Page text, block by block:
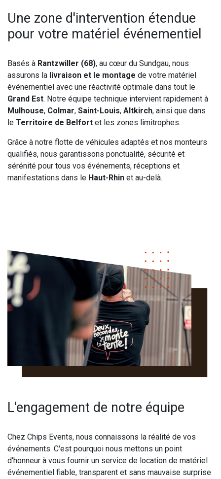
Une zone d'intervention étendue
pour votre matériel événementiel
Basés à Rantzwiller (68), au cœur du Sundgau, nous
assurons la livraison et le montage de votre matériel
événementiel avec une réactivité optimale dans tout le
Grand Est. Notre équipe technique intervient rapidement à
Mulhouse, Colmar, Saint-Louis, Altkirch, ainsi que dans
le Territoire de Belfort et les zones limitrophes.
Grâce à notre flotte de véhicules adaptés et nos monteurs
qualifiés, nous garantissons ponctualité, sécurité et
sérénité pour tous vos événements, réceptions et
manifestations dans le Haut-Rhin et au-delà.
L'engagement de notre équipe
Chez Chips Events, nous connaissons la réalité de vos
événements. C'est pourquoi nous mettons un point
d'honneur à vous fournir un service de location de matériel
événementiel fiable, transparent et sans mauvaise surprise